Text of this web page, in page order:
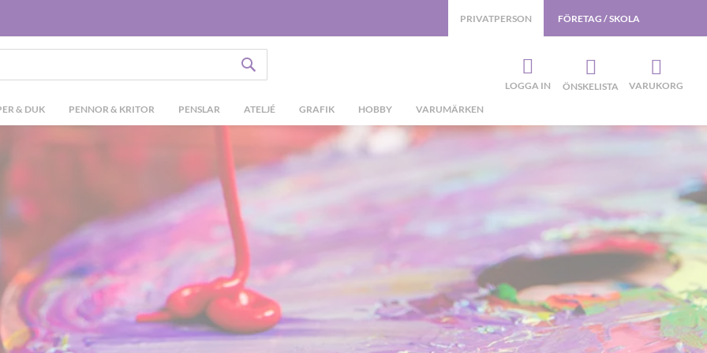
& DUK PENNOR & KRITOR PENSLAR ATELJÉ GRAFIK HOBBY VARUMÄRKEN
PRIVATPERSON FÖRETAG / SKOLA
LOGGA IN ÖNSKELISTA VARUKORG